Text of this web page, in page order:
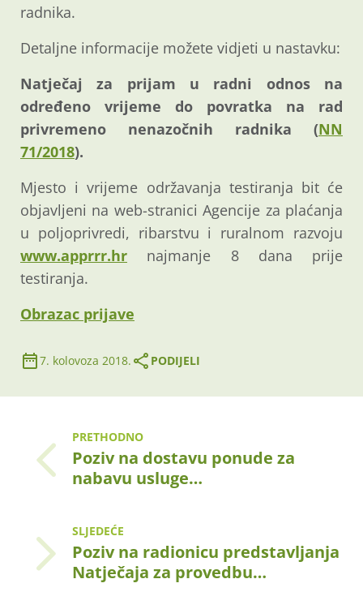
radnika.
Detaljne informacije možete vidjeti u nastavku:
Natječaj za prijam u radni odnos na
određeno vrijeme do povratka na rad
privremeno nenazočnih radnika (NN
71/2018).
Mjesto i vrijeme održavanja testiranja bit će
objavljeni na web-stranici Agencije za plaćanja
u poljoprivredi, ribarstvu i ruralnom razvoju
www.apprrr.hr najmanje 8 dana prije
testiranja.
Obrazac prijave
7. kolovoza 2018. PODIJELI
PRETHODNO
Poziv na dostavu ponude za
nabavu usluge…
SLJEDEĆE
Poziv na radionicu predstavljanja
Natječaja za provedbu…